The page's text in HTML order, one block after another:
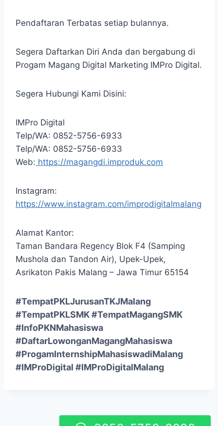
Pendaftaran Terbatas setiap bulannya.
Segera Daftarkan Diri Anda dan bergabung di
Progam Magang Digital Marketing IMPro Digital.
Segera Hubungi Kami Disini:
IMPro Digital
Telp/WA: 0852-5756-6933
Telp/WA: 0852-5756-6933
Web: https://magangdi.improduk.com
Instagram:
https://www.instagram.com/improdigitalmalang
Alamat Kantor:
Taman Bandara Regency Blok F4 (Samping
Mushola dan Tandon Air), Upek-Upek,
Asrikaton Pakis Malang – Jawa Timur 65154
#TempatPKLJurusanTKJMalang
#TempatPKLSMK #TempatMagangSMK
#InfoPKNMahasiswa
#DaftarLowonganMagangMahasiswa
#ProgamInternshipMahasiswadiMalang
#IMProDigital #IMProDigitalMalang